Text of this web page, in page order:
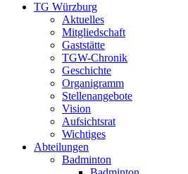
TG Würzburg
Aktuelles
Mitgliedschaft
Gaststätte
TGW-Chronik
Geschichte
Organigramm
Stellenangebote
Vision
Aufsichtsrat
Wichtiges
Abteilungen
Badminton